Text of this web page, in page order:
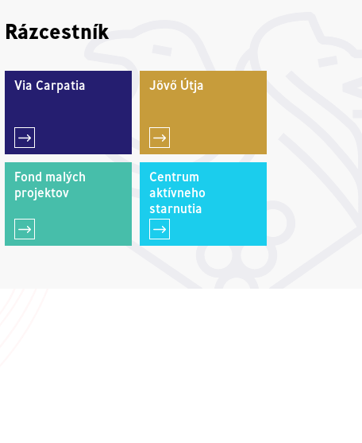
Rázcestník
Via Carpatia Jövő Útja
Fond malých
projektov
Centrum
aktívneho
starnutia